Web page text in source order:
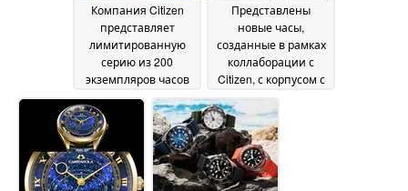
Компания Citizen
представляет
лимитированную
серию из 200
экземпляров часов
Eco-Drive с
циферблатом из
бумаги «васи»,
дизайн которого
вдохновлён
утренним туманом03
Представлены
новые часы,
созданные в рамках
коллаборации с
Citizen, с корпусом с
чёрным ионным
покрытием и
светящимся в
темноте
циферблатом
2026